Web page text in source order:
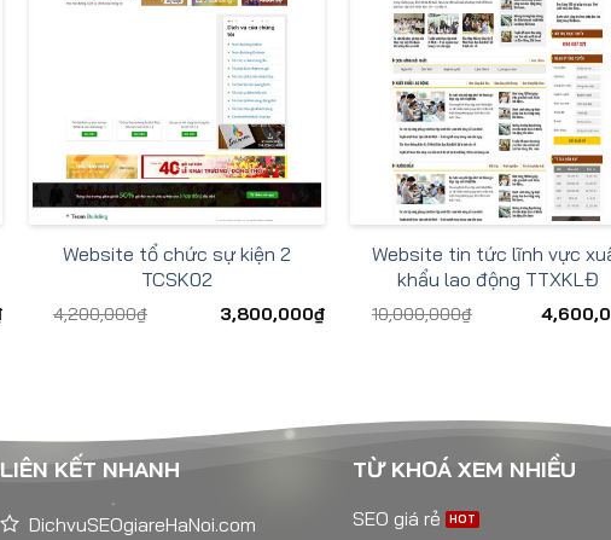
Website tổ chức sự kiện 2
TCSK02
4,200,000₫ 3,800,000₫
Website tin tức lĩnh vực
khẩu lao động TTXKLĐ
10,000,000₫
LIÊN KẾT NHANH
DichvuSEOgiareHaNoi.com
TỪ KHOÁ XEM NHIỀU
SEO giá rẻ